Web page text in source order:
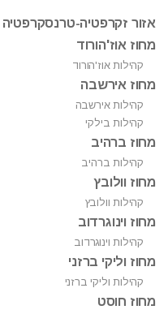
אזור זקרפטיה-טרנסקרפטיה
מחוז אוז'הורוד
קהילות אוז'הורוד
מחוז אירשבה
קהילות אירשבה
קהילות בילקי
מחוז ברהיב
קהילות ברהיב
מחוז וולובץ
קהילות וולובץ
מחוז וינוגרדוב
קהילות וינוגרדוב
מחוז וליקי ברזני
קהילות וליקי ברזני
מחוז חוסט